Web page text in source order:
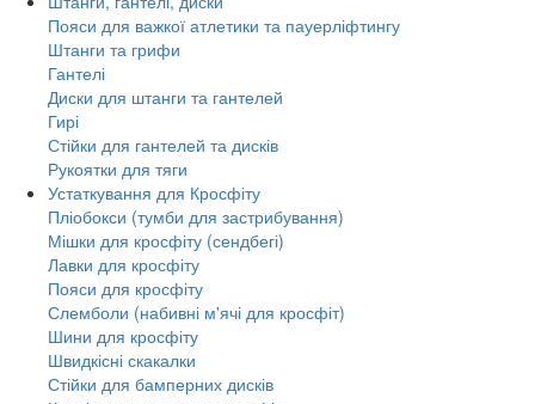
Пояси для важкої атлетики та пауерліфтингу
Штанги та грифи
Гантелі
Диски для штанги та гантелей
Гирі
Стійки для гантелей та дисків
Рукоятки для тяги
Устаткування для Кросфіту
Пліобокси (тумби для застрибування)
Мішки для кросфіту (сендбегі)
Лавки для кросфіту
Пояси для кросфіту
Слемболи (набивні м'ячі для кросфіт)
Шини для кросфіту
Швидкісні скакалки
Стійки для бамперних дисків